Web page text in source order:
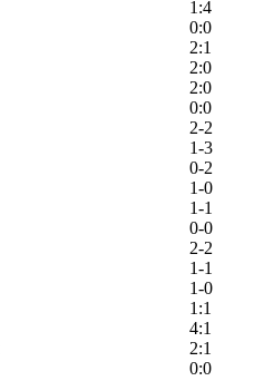
1:4
0:0
2:1
2:0
2:0
0:0
2-2
1-3
0-2
1-0
1-1
0-0
2-2
1-1
1-0
1:1
4:1
2:1
0:0